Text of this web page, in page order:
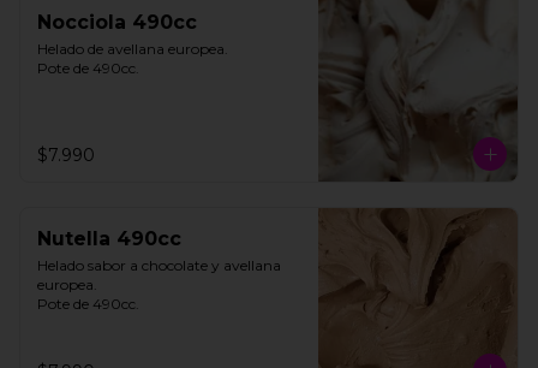
Nocciola 490cc
Helado de avellana europea.
Pote de 490cc.
$7.990
Nutella 490cc
Helado sabor a chocolate y avellana
europea.
Pote de 490cc.